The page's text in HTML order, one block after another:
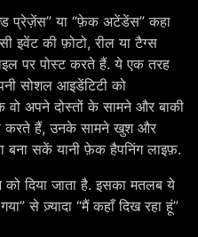
प्रेज़ेंस” या “फ़ेक अटेंडेंस” कहा
इवेंट की फ़ोटो, रील या टैग्स
पर पोस्ट करते हैं. ये एक तरह
सोशल आइडेंटिटी को
वो अपने दोस्तों के सामने और बाकी
करते हैं, उनके सामने खुश और
बना सकें यानी फ़ेक हैपनिंग लाइफ़.
दिया जाता है. इसका मतलब ये
से ज़्यादा “मैं कहाँ दिख रहा हूं”